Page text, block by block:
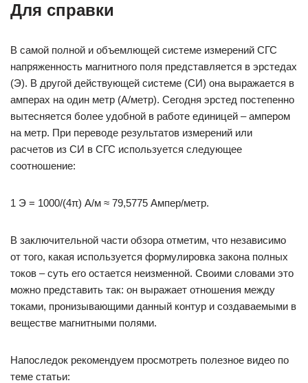
Для справки
В самой полной и объемлющей системе измерений СГС
напряженность магнитного поля представляется в эрстедах
(Э). В другой действующей системе (СИ) она выражается в
амперах на один метр (А/метр). Сегодня эрстед постепенно
вытесняется более удобной в работе единицей – ампером
на метр. При переводе результатов измерений или
расчетов из СИ в СГС используется следующее
соотношение:
1 Э = 1000/(4π) А/м ≈ 79,5775 Ампер/метр.
В заключительной части обзора отметим, что независимо
от того, какая используется формулировка закона полных
токов – суть его остается неизменной. Своими словами это
можно представить так: он выражает отношения между
токами, пронизывающими данный контур и создаваемыми в
веществе магнитными полями.
Напоследок рекомендуем просмотреть полезное видео по
теме статьи: